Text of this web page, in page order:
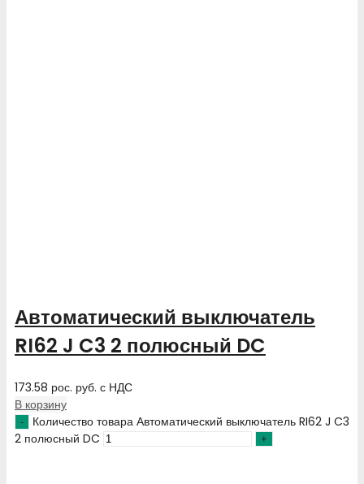
Автоматический выключатель
RI62 J C3 2 полюсный DC
173.58 рос. руб. с НДС
В корзину
Количество товара Автоматический выключатель RI62 J C3
2 полюсный DC